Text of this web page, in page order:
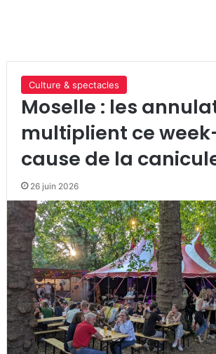
Culture & spectacles
Moselle : les
multiplient ce
cause de la
26 juin 2026